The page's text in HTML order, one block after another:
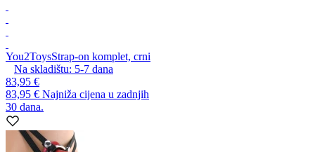
You2ToysStrap-on komplet, crni
Na skladištu: 5-7 dana
83,95 €
83,95 € Najniža cijena u zadnjih
30 dana.